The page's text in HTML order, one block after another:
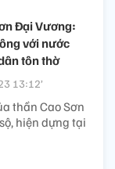
Đại Vương:
với nước
tôn thờ
13:12’
thần Cao Sơn
hiện dựng tại